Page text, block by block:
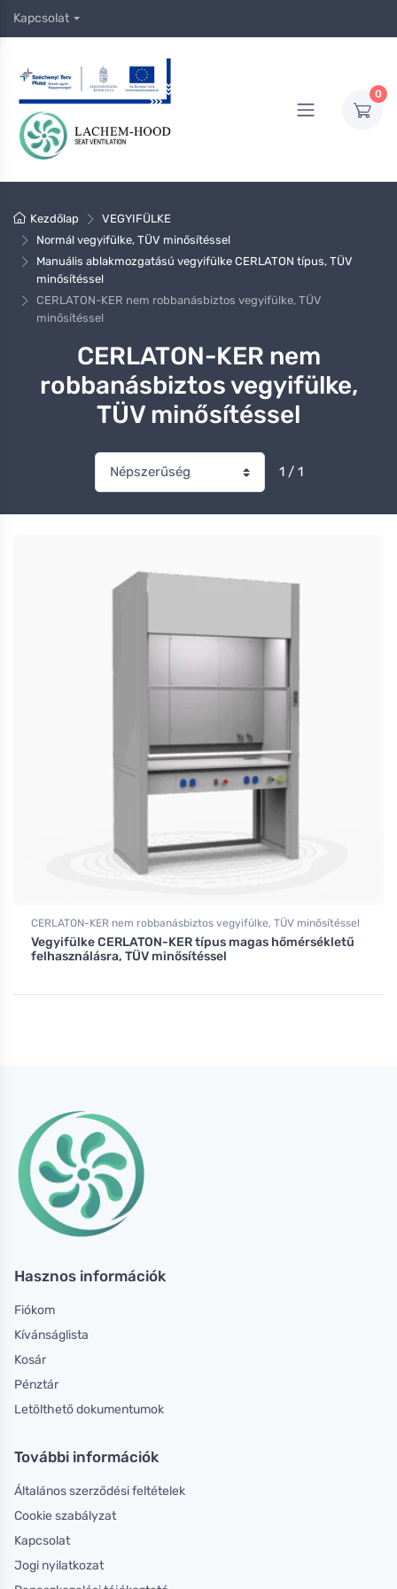
Kapcsolat
0
Kezdőlap
VEGYIFÜLKE
Normál vegyifülke, TÜV minősítéssel
Manuális ablakmozgatású vegyifülke CERLATON típus, TÜV
minősítéssel
CERLATON-KER nem robbanásbiztos vegyifülke, TÜV
minősítéssel
CERLATON-KER nem
robbanásbiztos vegyifülke,
TÜV minősítéssel
1 / 1
CERLATON-KER nem robbanásbiztos vegyifülke, TÜV minősítéssel
Vegyifülke CERLATON-KER típus magas hőmérsékletű
felhasználásra, TÜV minősítéssel
Hasznos információk
Fiókom
Kívánságlista
Kosár
Pénztár
Letölthető dokumentumok
További információk
Általános szerződési feltételek
Cookie szabályzat
Kapcsolat
Jogi nyilatkozat